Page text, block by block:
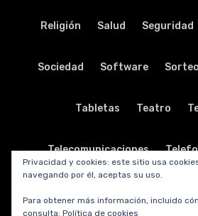
Religión Salud Seguridad
Sociedad Software
Tabletas Teatro
Telecomunicaciones
Privacidad y cookies: este sitio usa
navegando por él, aceptas su uso.
Para obtener más información, incluido
consulta: Política de cookies